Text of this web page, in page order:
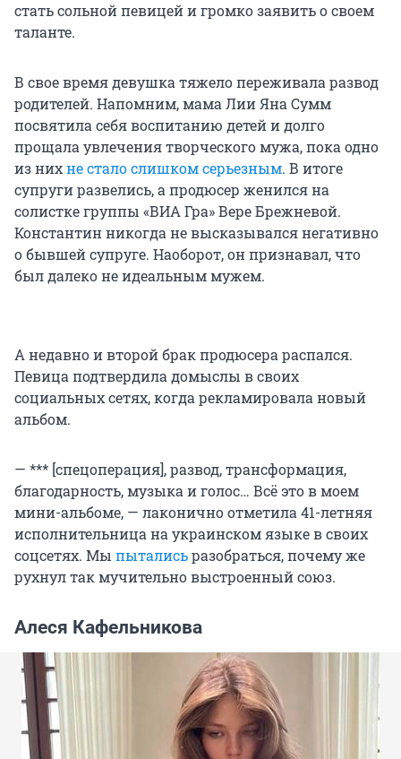
стать сольной певицей и громко заявить о своем
таланте.
В свое время девушка тяжело переживала развод
родителей. Напомним, мама Лии Яна Сумм
посвятила себя воспитанию детей и долго
прощала увлечения творческого мужа, пока одно
из нихне стало слишком серьезным. В итоге
супруги развелись, а продюсер женился на
солистке группы «ВИА Гра» Вере Брежневой.
Константин никогда не высказывался негативно
о бывшей супруге. Наоборот, он признавал, что
был далеко не идеальным мужем.
А недавно и второй брак продюсера распался.
Певица подтвердила домыслы в своих
социальных сетях, когда рекламировала новый
альбом.
— *** [спецоперация], развод, трансформация,
благодарность, музыка и голос… Всё это в моем
мини-альбоме, — лаконично отметила 41-летняя
исполнительница на украинском языке в своих
соцсетях. Мы пыталисьразобраться, почему же
рухнул так мучительно выстроенный союз.
Алеся Кафельникова